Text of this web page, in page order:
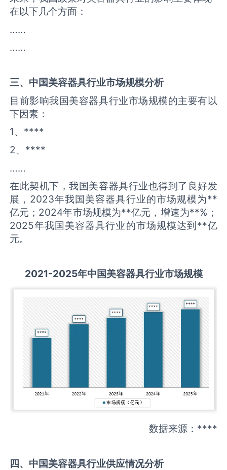
在以下几个方面：
……
……
三、中国美容器具行业市场规模分析
目前影响我国美容器具行业市场规模的主要有以
下因素：
1、****
2、****
……
在此契机下，我国美容器具行业也得到了良好发
展，2023年我国美容器具行业的市场规模为**
亿元；2024年市场规模为**亿元，增速为**%；
2025年我国美容器具行业的市场规模达到**亿
元。
2021-2025年中国美容器具行业市场规模
数据来源：****
四、中国美容器具行业供应情况分析